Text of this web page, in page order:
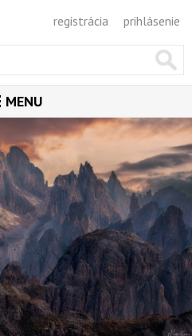
registrácia prihlásenie
MENU
ÚVOD
DNES